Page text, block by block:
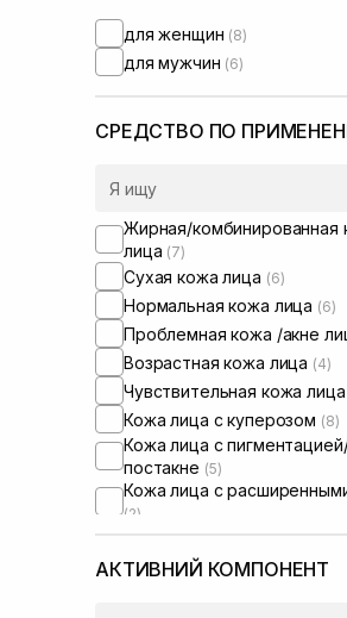
для женщин (8)
для мужчин (6)
СРЕДСТВО ПО
Жирная/комбинированная
лица (7)
Сухая кожа лица (6)
Нормальная кожа лица (6)
Проблемная кожа /акне
Возрастная кожа лица (4)
Чувствительная кожа лица
Кожа лица с куперозом (8)
Кожа лица с
постакне (5)
Кожа лица с
(2)
Кожа лица с нарушенным
барьером(6)
Кожа лица с нарушенным
АКТИВНИЙ КОМПОНЕНТ